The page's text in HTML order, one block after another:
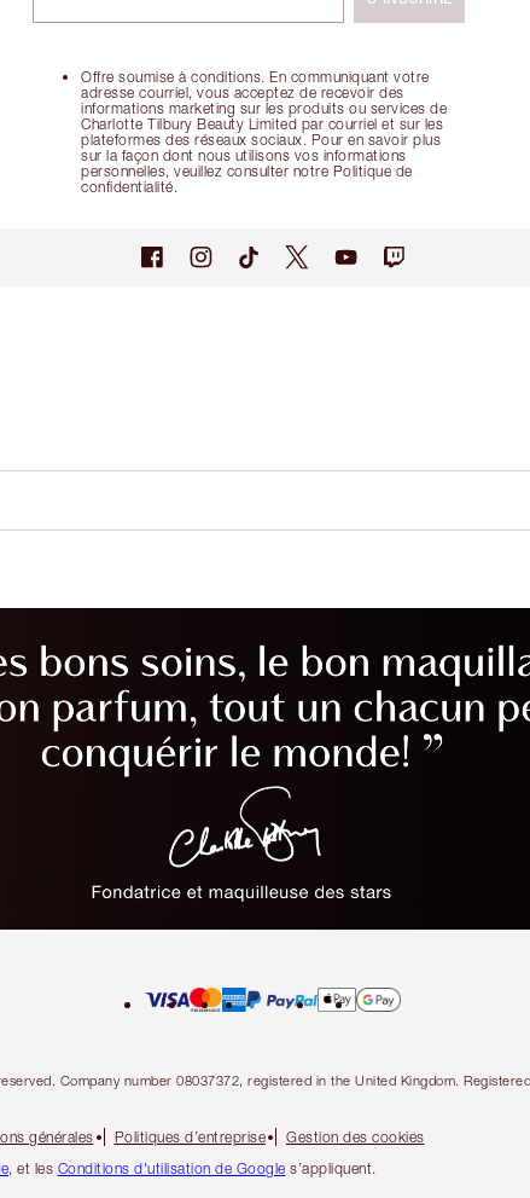
Offre soumise à conditions. En communiquant votre
adresse courriel, vous acceptez de recevoir des
informations marketing sur les produits ou services de
Charlotte Tilbury Beauty Limited par courriel et sur les
plateformes des réseaux sociaux. Pour en savoir plus
sur la façon dont nous utilisons vos informations
personnelles, veuillez consulter notre Politique de
confidentialité.
Company number 08037372, registered in the United Kingdom.
générales Politiques d’entreprise
Gestion des cookies
, et les Conditions d'utilisation de Google s’appliquent.